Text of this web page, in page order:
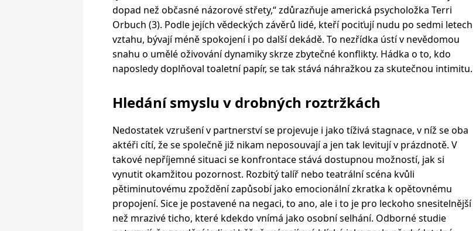
dopad než občasné názorové střety,“ zdůrazňuje americká psycholožka Terri
Orbuch (3). Podle jejích vědeckých závěrů lidé, kteří pociťují nudu po sedmi letech
vztahu, bývají méně spokojení i po další dekádě. To nezřídka ústí v nevědomou
snahu o umělé oživování dynamiky skrze zbytečné konflikty. Hádka o to, kdo
naposledy doplňoval toaletní papír, se tak stává náhražkou za skutečnou intimitu.
Hledání smyslu v drobných roztržkách
Nedostatek vzrušení v partnerství se projevuje i jako tíživá stagnace, v níž se oba
aktéři cítí, že se společně již nikam neposouvají a jen tak levitují v prázdnotě. V
takové nepříjemné situaci se konfrontace stává dostupnou možností, jak si
vynutit okamžitou pozornost. Rozbitý talíř nebo teatrální scéna kvůli
pětiminutovému zpoždění zapůsobí jako emocionální zkratka k opětovnému
propojení. Sice je postavené na negaci, to ano, ale i to je pro leckoho snesitelnější
než mrazivé ticho, které kdekdo vnímá jako osobní selhání. Odborné studie